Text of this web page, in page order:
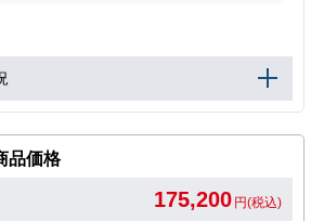
品価格
175,200 円(税込)